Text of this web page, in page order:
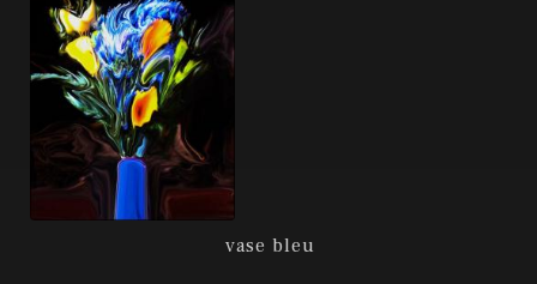
vase bleu